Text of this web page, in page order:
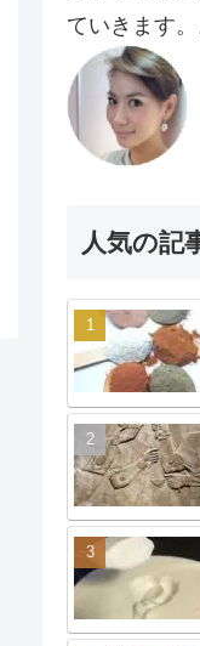
ていきます
人気の記